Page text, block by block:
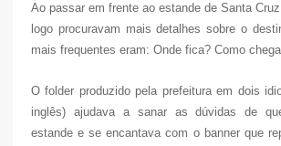
Ao passar em frente ao estande de Santa
logo procuravam mais detalhes sobre o
mais frequentes eram: Onde fica? Como
O folder produzido pela prefeitura em dois
inglês) ajudava a sanar as dúvidas de
estande e se encantava com o banner que